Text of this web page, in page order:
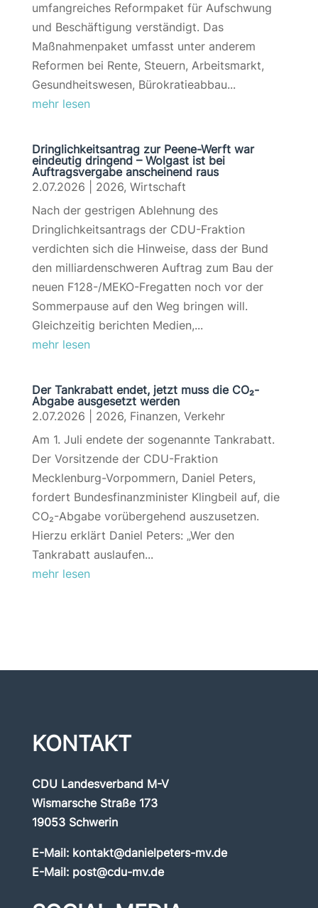
umfangreiches Reformpaket für Aufschwung
und Beschäftigung verständigt. Das
Maßnahmenpaket umfasst unter anderem
Reformen bei Rente, Steuern, Arbeitsmarkt,
Gesundheitswesen, Bürokratieabbau...
mehr lesen
Dringlichkeitsantrag zur Peene-Werft war
eindeutig dringend – Wolgast ist bei
Auftragsvergabe anscheinend raus
2.07.2026
2026, Wirtschaft
Nach der gestrigen Ablehnung des
Dringlichkeitsantrags der CDU-Fraktion
verdichten sich die Hinweise, dass der Bund
den milliardenschweren Auftrag zum Bau der
neuen F128-/MEKO-Fregatten noch vor der
Sommerpause auf den Weg bringen will.
Gleichzeitig berichten Medien,...
mehr lesen
Der Tankrabatt endet, jetzt muss die CO₂-
Abgabe ausgesetzt werden
2.07.2026
2026, Finanzen, Verkehr
Am 1. Juli endete der sogenannte Tankrabatt.
Der Vorsitzende der CDU-Fraktion
Mecklenburg-Vorpommern, Daniel Peters,
fordert Bundesfinanzminister Klingbeil auf, die
CO₂-Abgabe vorübergehend auszusetzen.
Hierzu erklärt Daniel Peters: „Wer den
Tankrabatt auslaufen...
mehr lesen
KONTAKT
CDU Landesverband M-V
Wismarsche Straße 173
19053 Schwerin
E-Mail: kontakt@danielpeters-mv.de
E-Mail: post@cdu-mv.de